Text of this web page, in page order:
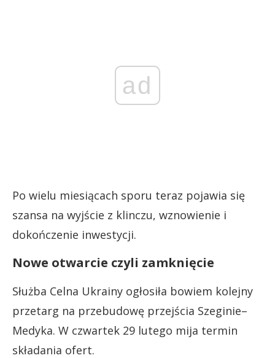
ad
Po wielu miesiącach sporu teraz pojawia się
szansa na wyjście z klinczu, wznowienie i
dokończenie inwestycji.
Nowe otwarcie czyli zamknięcie
Służba Celna Ukrainy ogłosiła bowiem kolejny
przetarg na przebudowę przejścia Szeginie–
Medyka. W czwartek 29 lutego mija termin
składania ofert.